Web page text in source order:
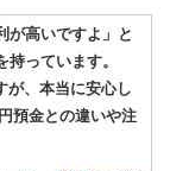
が高いですよ」と
持っています。
が、本当に安心し
預金との違いや注